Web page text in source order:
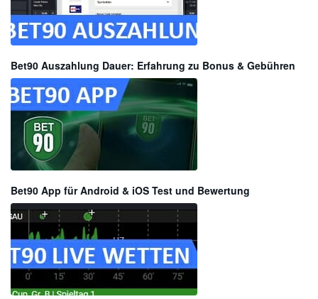
Bet90 Auszahlung Dauer: Erfahrung zu Bonus & Gebühren
Bet90 App für Android & iOS Test und Bewertung